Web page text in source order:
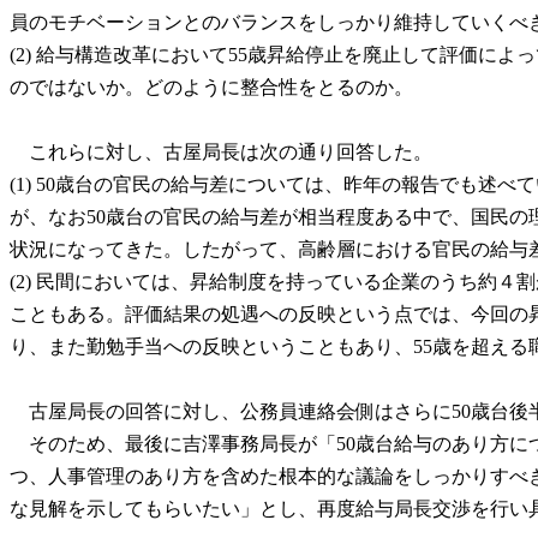
員のモチベーションとのバランスをしっかり維持していくべ
(2) 給与構造改革において55歳昇給停止を廃止して評価によ
のではないか。どのように整合性をとるのか。
これらに対し、古屋局長は次の通り回答した。
(1) 50歳台の官民の給与差については、昨年の報告でも述べ
が、なお50歳台の官民の給与差が相当程度ある中で、国民
状況になってきた。したがって、高齢層における官民の給
(2) 民間においては、昇給制度を持っている企業のうち約４
こともある。評価結果の処遇への反映という点では、今回
り、また勤勉手当への反映ということもあり、55歳を超え
古屋局長の回答に対し、公務員連絡会側はさらに50歳台
そのため、最後に吉澤事務局長が「50歳台給与のあり方
つ、人事管理のあり方を含めた根本的な議論をしっかりす
な見解を示してもらいたい」とし、再度給与局長交渉を行